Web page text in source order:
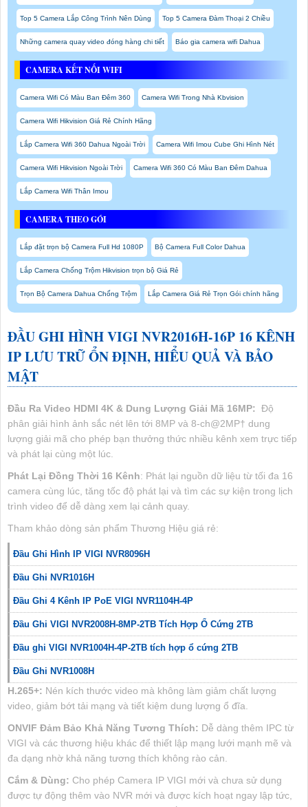
Top 5 Camera Lắp Công Trình Nên Dùng Top 5 Camera Đàm Thoại 2 Chiều
Những camera quay video đóng hàng chi tiết Báo gia camera wifi Dahua
CAMERA KẾT NỐI WIFI
Camera Wifi Có Màu Ban Đêm 360 Camera Wifi Trong Nhà Kbvision
Camera Wifi Hikvision Giá Rẻ Chính Hãng
Lắp Camera Wifi 360 Dahua Ngoài Trời Camera Wifi Imou Cube Ghi Hình Nét
Camera Wifi Hikvision Ngoài Trời Camera Wifi 360 Có Màu Ban Đêm Dahua
Lắp Camera Wifi Thân Imou
CAMERA THEO GÓI
Lắp đặt trọn bộ Camera Full Hd 1080P Bộ Camera Full Color Dahua
Lắp Camera Chống Trộm Hikvision trọn bộ Giá Rẻ
Trọn Bộ Camera Dahua Chống Trộm Lắp Camera Giá Rẻ Trọn Gói chính hãng
ĐẦU GHI HÌNH VIGI NVR2016H-16P 16 KÊNH
IP LƯU TRỮ ỔN ĐỊNH, HIỂU QUẢ VÀ BẢO
MẬT
Đầu Ra Video HDMI 4K & Dung Lượng Giải Mã 16MP: Độ
phân giải hình ảnh sắc nét lên tới 8MP và 8-ch@2MP† dung
lượng giải mã cho phép bạn thưởng thức nhiều kênh xem trực tiếp
và phát lại cùng một lúc.
Phát Lại Đồng Thời 16 Kênh: Phát lại nguồn dữ liệu từ tối đa 16
camera cùng lúc, tăng tốc độ phát lại và tìm các sự kiện trong lịch
trình video để dễ dàng xem lại cảnh quay.
Tham khảo dòng sản phẩm Thương Hiệu giá rẻ:
Đầu Ghi Hình IP VIGI NVR8096H
Đầu Ghi NVR1016H
Đầu Ghi 4 Kênh IP PoE VIGI NVR1104H-4P
Đầu Ghi VIGI NVR2008H-8MP-2TB Tích Hợp Ổ Cứng 2TB
Đầu ghi VIGI NVR1004H-4P-2TB tích hợp ổ cứng 2TB
Đầu Ghi NVR1008H
H.265+: Nén kích thước video mà không làm giảm chất lượng
video, giảm bớt tải mạng và tiết kiệm dung lượng ổ đĩa.
ONVIF Đảm Bảo Khả Năng Tương Thích: Dễ dàng thêm IPC từ
VIGI và các thương hiệu khác để thiết lập mạng lưới mạnh mẽ và
đa dạng nhờ khả năng tương thích không rào cản.
Cắm & Dùng: Cho phép Camera IP VIGI mới và chưa sử dụng
được tự động thêm vào NVR mới và được kích hoạt ngay lập tức,